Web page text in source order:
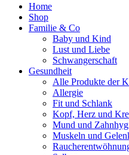
Home
Shop
Familie & Co
Baby und Kind
Lust und Liebe
Schwangerschaft
Gesundheit
Alle Produkte der
Allergie
Fit und Schlank
Kopf, Herz und
Mund und
Muskeln und